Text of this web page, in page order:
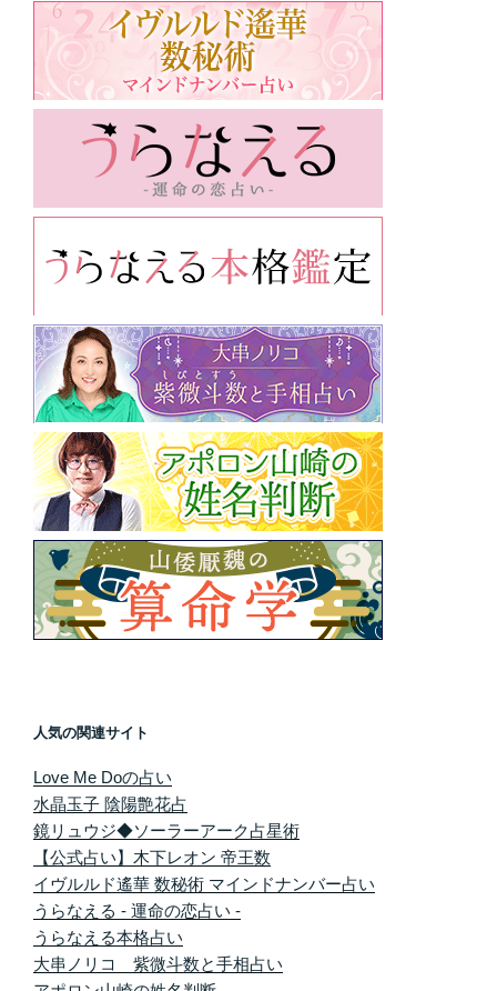
人気の関連サイト
Love Me Doの占い
水晶玉子 陰陽艶花占
鏡リュウジ◆ソーラーアーク占星術
【公式占い】木下レオン 帝王数
イヴルルド遙華 数秘術 マインドナンバー占い
うらなえる - 運命の恋占い -
うらなえる本格占い
大串ノリコ 紫微斗数と手相占い